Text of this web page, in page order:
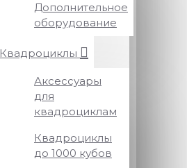
Дополнительное
оборудование
Квадроциклы
Аксессуары
для
квадроциклам
Квадроциклы
до 1000 кубов